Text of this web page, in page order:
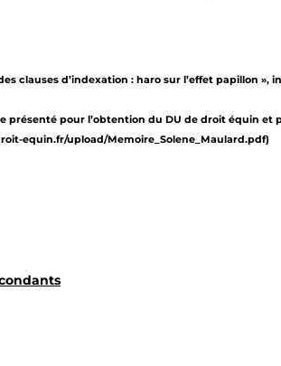
clauses d’indexation : haro sur l’effet papillon »,
présenté pour l’obtention du DU de droit équin et
equin.fr/upload/Memoire_Solene_Maulard.pdf)